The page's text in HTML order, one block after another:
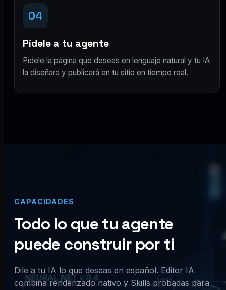
04
Pídele a tu agente
Pídele la página que deseas en lenguaje natural y tu IA
la diseñará y publicará en tu sitio en tiempo real.
CAPACIDADES
Todo lo que tu agente
puede construir por ti
Dile a tu IA lo que deseas en español. Editor IA
combina renderizado nativo y Skills probadas para